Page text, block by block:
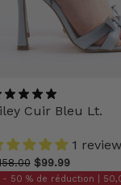
Cuir Bleu Lt.
1 review
$99.99
- 50 % de réduction |